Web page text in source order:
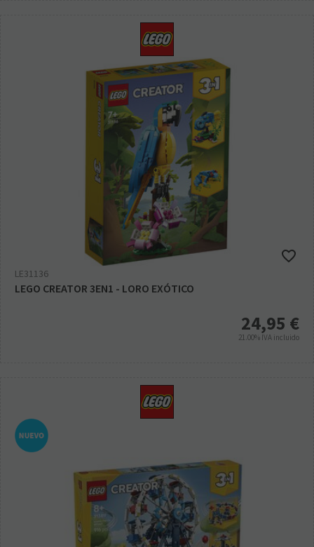
LE31136
LEGO CREATOR 3EN1 - LORO EXÓTICO
24,95 €
21.00% IVA incluido